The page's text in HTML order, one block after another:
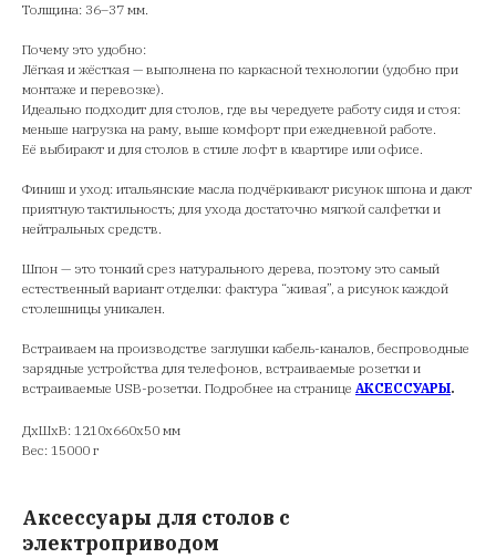
Толщина: 36–37 мм.
Почему это удобно:
Лёгкая и жёсткая — выполнена по каркасной технологии (удобно при
монтаже и перевозке).
Идеально подходит для столов, где вы чередуете работу сидя и стоя:
меньше нагрузка на раму, выше комфорт при ежедневной работе.
Её выбирают и для столов в стиле лофт в квартире или офисе.
Финиш и уход: итальянские масла подчёркивают рисунок шпона и дают
приятную тактильность; для ухода достаточно мягкой салфетки и
нейтральных средств.
Шпон — это тонкий срез натурального дерева, поэтому это самый
естественный вариант отделки: фактура “живая”, а рисунок каждой
столешницы уникален.
Встраиваем на производстве заглушки кабель-каналов, беспроводные
зарядные устройства для телефонов, встраиваемые розетки и
встраиваемые USB-розетки. Подробнее на странице АКСЕССУАРЫ.
ДxШxВ: 1210x660x50 мм
Вес: 15000 г
Аксессуары для столов с
электроприводом